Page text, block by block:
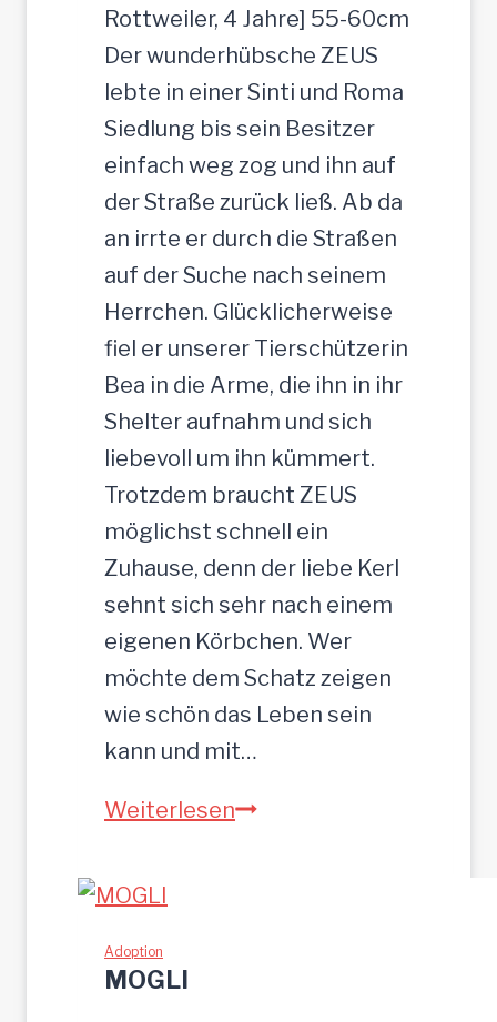
t
e
r
J
u
n
g
-
R
ü
d
e
,
3
5
c
m
Rottweiler, 4 Jahre] 55-60cm
Der wunderhübsche ZEUS
lebte in einer Sinti und Roma
Siedlung bis sein Besitzer
einfach weg zog und ihn auf
der Straße zurück ließ. Ab da
an irrte er durch die Straßen
auf der Suche nach seinem
Herrchen. Glücklicherweise
fiel er unserer Tierschützerin
Bea in die Arme, die ihn in ihr
Shelter aufnahm und sich
liebevoll um ihn kümmert.
Trotzdem braucht ZEUS
möglichst schnell ein
Zuhause, denn der liebe Kerl
sehnt sich sehr nach einem
eigenen Körbchen. Wer
möchte dem Schatz zeigen
wie schön das Leben sein
kann und mit…
WeiterlesenZ
Adoption
MOGLI